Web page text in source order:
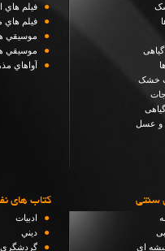
خشک
و عسل
● فيلم هاي
● فيلم هاي
● موسيقي
● موسيقي
● آواهاي
سنتی
ای
كتاب هاي
● ادبيات
● ديني
● گردشگري